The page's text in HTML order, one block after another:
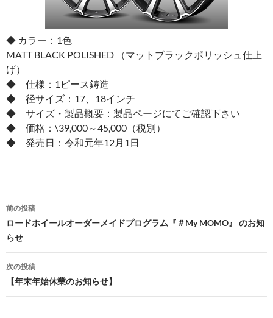
◆ カラー：1色
MATT BLACK POLISHED （マットブラックポリッシュ仕上
げ）
◆ 仕様：1ピース鋳造
◆ 径サイズ：17、18インチ
◆ サイズ・製品概要：製品ページにてご確認下さい
◆ 価格：\39,000～45,000（税別）
◆ 発売日：令和元年12月1日
投
稿
ナ
ビ
ゲ
前の投稿
ロードホイールオーダーメイドプログラム『＃My MOMO』 のお知
らせ
次の投稿
【年末年始休業のお知らせ】